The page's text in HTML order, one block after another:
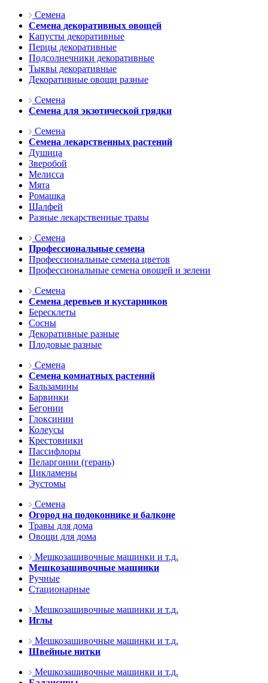
Семена
Семена декоративных овощей
Капусты декоративные
Перцы декоративные
Подсолнечники декоративные
Тыквы декоративные
Декоративные овощи разные
Семена
Семена для экзотической грядки
Семена
Семена лекарственных растений
Душица
Зверобой
Мелисса
Мята
Ромашка
Шалфей
Разные лекарственные травы
Семена
Профессиональные семена
Профессиональные семена цветов
Профессиональные семена овощей и зелени
Семена
Семена деревьев и кустарников
Бересклеты
Сосны
Декоративные разные
Плодовые разные
Семена
Семена комнатных растений
Бальзамины
Барвинки
Бегонии
Глоксинии
Колеусы
Крестовники
Пассифлоры
Пеларгонии (герань)
Цикламены
Эустомы
Семена
Огород на подоконнике и балконе
Травы для дома
Овощи для дома
Мешкозашивочные машинки и т.д.
Мешкозашивочные машинки
Ручные
Стационарные
Мешкозашивочные машинки и т.д.
Иглы
Мешкозашивочные машинки и т.д.
Швейные нитки
Мешкозашивочные машинки и т.д.